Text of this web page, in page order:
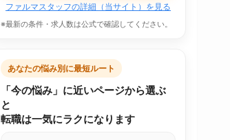
ファルマスタッフの詳細（当サイト）を見る
※最新の条件・求人数は公式で確認してください。
あなたの悩み別に最短ルート
「今の悩み」に近いページから選ぶ
と
転職は一気にラクになります